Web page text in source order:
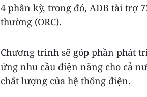
4 phân kỳ, trong đó, ADB tài trợ
thường (ORC).
Chương trình sẽ góp phần phát
ứng nhu cầu điện năng cho cả
chất lượng của hệ thống điện.